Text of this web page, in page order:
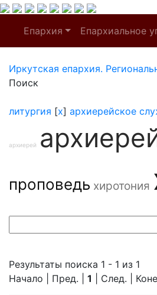
Епархия Епархиальное
Иркутская епархия.
Поиск
литургия [x] архиерейское
архиерей
проповедь хиротония
Результаты поиска 1 - 1 из 1
Начало | Пред. | 1 | След. |